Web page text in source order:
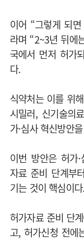
이어 “그렇게 되
라며 “2~3년 뒤에
국에서 먼저 허가
다.
식약처는 이를 위
시밀러, 신기술의
가·심사 혁신방안
이번 방안은 허가
자료 준비 단계부
기는 것이 핵심이다.
허가자료 준비 단
고, 허가신청 전